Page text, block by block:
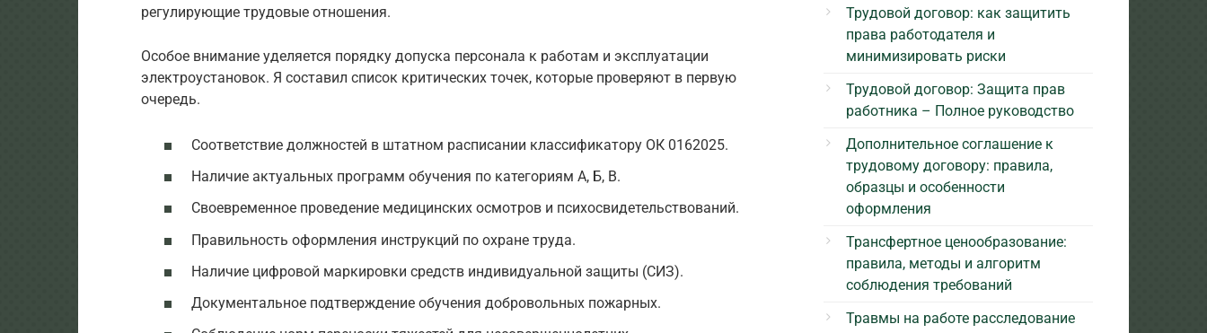
регулирующие трудовые отношения.
Особое внимание уделяется порядку допуска персонала к работам и эксплуатации
электроустановок. Я составил список критических точек, которые проверяют в первую
очередь.
Соответствие должностей в штатном расписании классификатору ОК 0162025.
Наличие актуальных программ обучения по категориям А, Б, В.
Своевременное проведение медицинских осмотров и психосвидетельствований.
Правильность оформления инструкций по охране труда.
Наличие цифровой маркировки средств индивидуальной защиты (СИЗ).
Документальное подтверждение обучения добровольных пожарных.
Трудовой договор: как защитить
права работодателя и
минимизировать риски
Трудовой договор: Защита прав
работника – Полное руководство
Дополнительное соглашение к
трудовому договору: правила,
образцы и особенности
оформления
Трансфертное ценообразование:
правила, методы и алгоритм
соблюдения требований
Травмы на работе расследование